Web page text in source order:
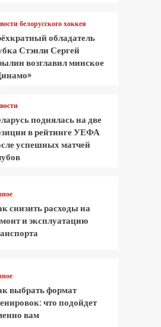
белорусского хоккея
обладатель
Стэнли Сергей
возглавил минское
поднялась на две
в рейтинге УЕФА
успешных матчей
снизить расходы на
и эксплуатацию
выбрать формат
что подойдет
вам